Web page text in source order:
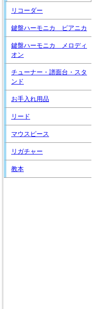
リコーダー
鍵盤ハーモニカ ピアニカ
鍵盤ハーモニカ メロディ
オン
チューナー・譜面台・スタ
ンド
お手入れ用品
リード
マウスピース
リガチャー
教本